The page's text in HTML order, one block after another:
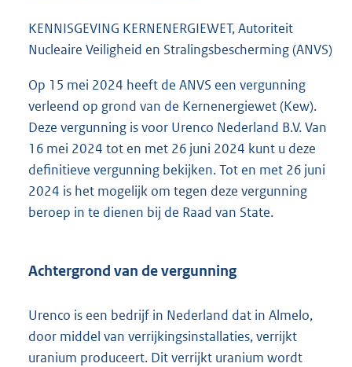
t
:
8
0
K
KENNISGEVING KERNENERGIEWET, Autoriteit
Nucleaire Veiligheid en Stralingsbescherming (ANVS)
Op 15 mei 2024 heeft de ANVS een vergunning
verleend op grond van de Kernenergiewet (Kew).
Deze vergunning is voor Urenco Nederland B.V. Van
16 mei 2024 tot en met 26 juni 2024 kunt u deze
definitieve vergunning bekijken. Tot en met 26 juni
2024 is het mogelijk om tegen deze vergunning
beroep in te dienen bij de Raad van State.
Achtergrond van de vergunning
Urenco is een bedrijf in Nederland dat in Almelo,
door middel van verrijkingsinstallaties, verrijkt
uranium produceert. Dit verrijkt uranium wordt